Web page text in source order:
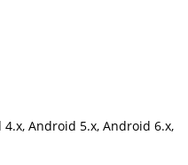
Android 5.x, Android 6.x,